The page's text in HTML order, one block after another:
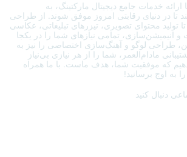
ارائه خدمات جامع دیجیتال مارکتینگ، به
در دنیای رقابتی امروز موفق شوند. از طراحی
محتوای تصویری، تیزرهای تبلیغاتی، عکاسی
انیمیشن‌سازی، تمامی نیازهای شما را در یکجا
طراحی لوگو و آهنگ‌سازی اختصاصی را نیز به
مادام‌العمر، شما را از هر نیازی بی‌نیاز
که موفقیت شما، هدف ماست. با ما همراه
به اوج برسانید!
دنبال کنید